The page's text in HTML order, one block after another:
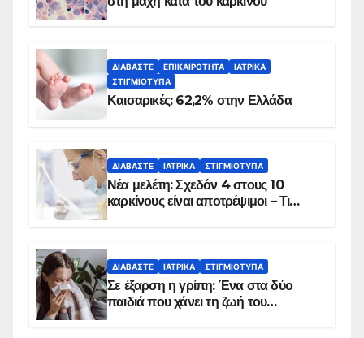
ΔΙΑΒΆΣΤΕ ΕΠΙΚΑΙΡΌΤΗΤΑ
ΙΑΤΡΙΚΆ
ΣΤΙΓΜΙΌΤΥΠΑ
Καισαρικές: 62,2% στην Ελλάδα
ΔΙΑΒΆΣΤΕ ΙΑΤΡΙΚΆ ΣΤΙΓΜΙΌΤΥΠΑ
Νέα μελέτη: Σχεδόν 4 στους 10
καρκίνους είναι αποτρέψιμοι – Τι
ΔΙΑΒΆΣΤΕ ΙΑΤΡΙΚΆ ΣΤΙΓΜΙΌΤΥΠΑ
Σε έξαρση η γρίπη: Ένα στα δύο
παιδιά που χάνει τη ζωή του